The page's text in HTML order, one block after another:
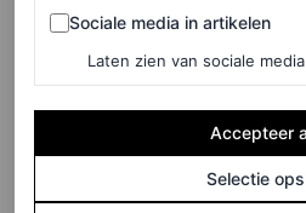
Sociale media in artikelen
Sociale media in artikelen
Laten zien van sociale
Accepteer
Selectie